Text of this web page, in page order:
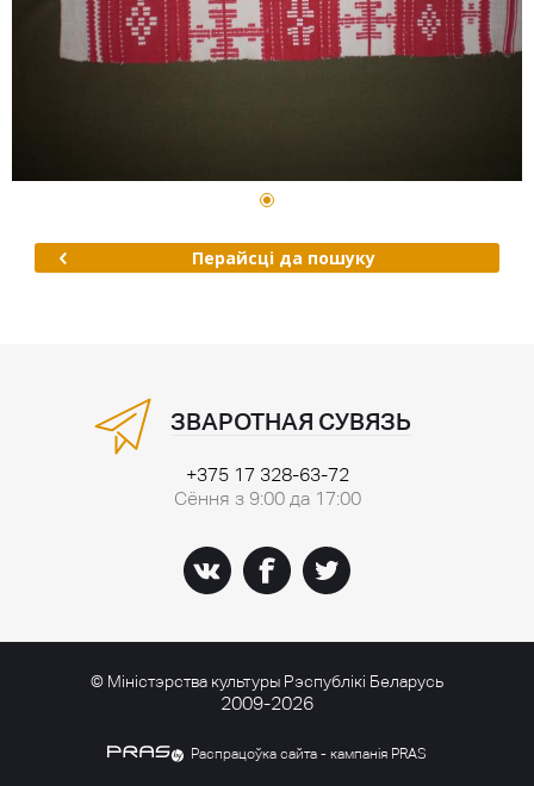
Перайсці да пошуку
ЗВАРОТНАЯ СУВЯЗЬ
+375 17 328-63-72
Сёння з 9:00 да 17:00
© Міністэрства культуры Рэспублікі Беларусь
2009-2026
Распрацоўка сайта - кампанія PRAS